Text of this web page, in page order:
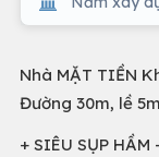
Nhà MẶT TIỀN
Đường 30m, lề
+ SIÊU SỤP